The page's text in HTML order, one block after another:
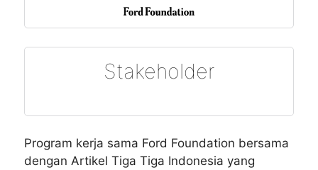
Stakeholder
Program kerja sama Ford Foundation bersama
dengan Artikel Tiga Tiga Indonesia yang